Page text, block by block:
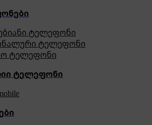
ტელეფონი
ტელეფონი
ტელეფონი
ტელეფონი